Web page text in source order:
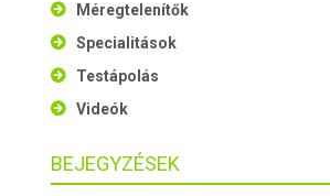
Méregtelenítők
Specialitások
Testápolás
Videók
BEJEGYZÉSEK